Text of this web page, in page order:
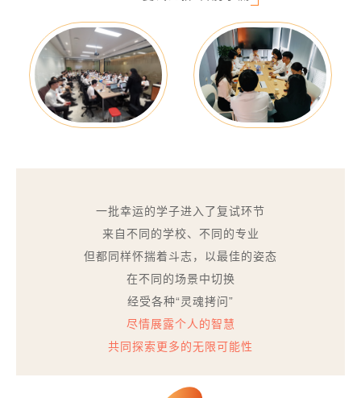
一批幸运的学子进入了复试环节
来自不同的学校、不同的专业
但都同样怀揣着斗志，以最佳的姿态
在不同的场景中切换
经受各种“灵魂拷问”
尽情展露个人的智慧
共同探索更多的无限可能性